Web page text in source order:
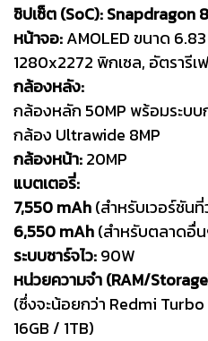
ชิปเซ็ต (SoC):Snapdragon
หน้าจอ:AMOLED ขนาด
1280x2272 พิกเซล, อัตรารีเ
กล้องหลัง:
กล้องหลัก 50MP พร้อมระบบ
กล้อง Ultrawide 8MP
กล้องหน้า:20MP
แบตเตอรี่:
7,550 mAh(สำหรับเวอร์ชัน
6,550 mAh(สำหรับตลาดอื่
ระบบชาร์จไว:90W
หน่วยความจำ (RAM/
(ซึ่งจะน้อยกว่า Redmi
16GB / 1TB)